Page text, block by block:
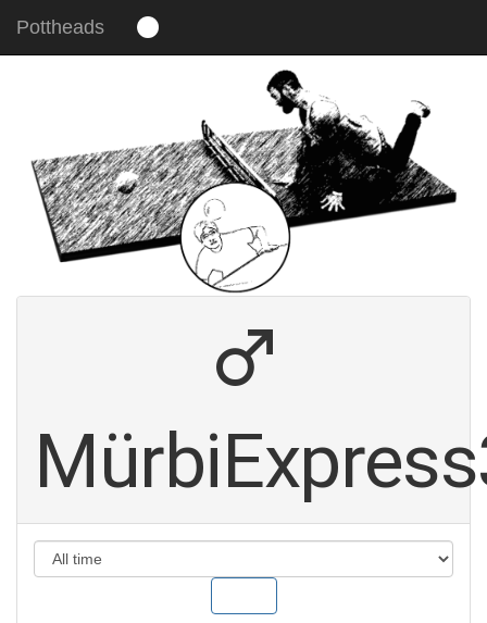
Um unsere Webseite für Sie optimal zu
gestalten und fortlaufend verbessern zu
können, verwenden wir Cookies. Durch die
weitere Nutzung der Webseite stimmen Sie
der Verwendung von Cookies zu.
Mehr erfahren
Verstanden. Head on!
Pottheads